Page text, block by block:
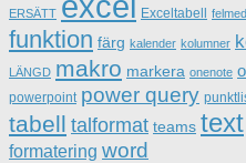
ERSÄTT Exceltabell
funktion färg kalender kolumner
LÄNGD makro markera onenote
powerpoint power query
tabell talformat teams text
formatering word